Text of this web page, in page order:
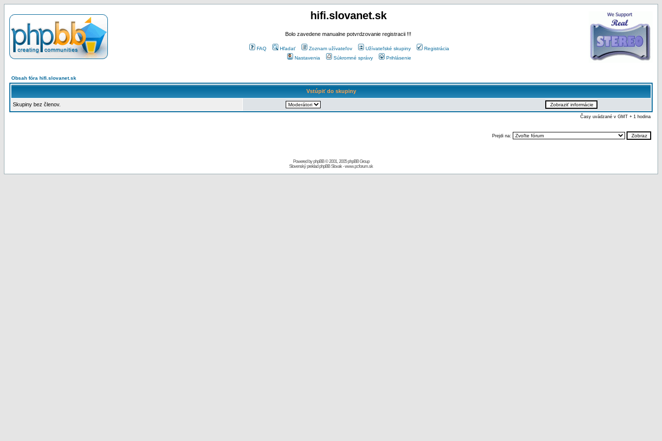
hifi.slovanet.sk
Bolo zavedene manualne potvrdzovanie registracii !!!
FAQ Hľadať Zoznam užívateľov Užívateľské skupiny
Registrácia
Nastavenia
Súkromné správy Prihlásenie
Obsah fóra hifi.slovanet.sk
Vstúpiť do skupiny
Skupiny bez členov.
Časy uvádzané v GMT + 1 hodina
Prejdi na:
Powered byphpBB© 2001, 2005 phpBB Group
Slovenský preklad phpBB Slovak-www.pcforum.sk